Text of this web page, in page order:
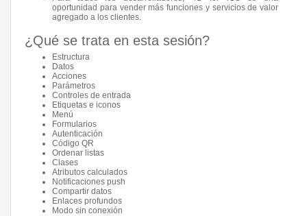
oportunidad para vender más funciones y servicios de valor
agregado a los clientes.
¿Qué se trata en esta sesión?
Estructura
Datos
Acciones
Parámetros
Controles de entrada
Etiquetas e iconos
Menú
Formularios
Autenticación
Código QR
Ordenar listas
Clases
Atributos calculados
Notificaciones push
Compartir datos
Enlaces profundos
Modo sin conexión